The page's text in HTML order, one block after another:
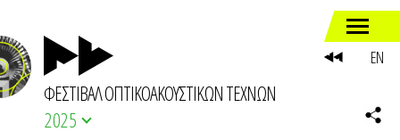
ΦΕΣΤΙΒΑΛ ΟΠΤΙΚΟΑΚΟΥΣΤΙΚΩΝ ΤΕΧΝΩΝ
2025
EN